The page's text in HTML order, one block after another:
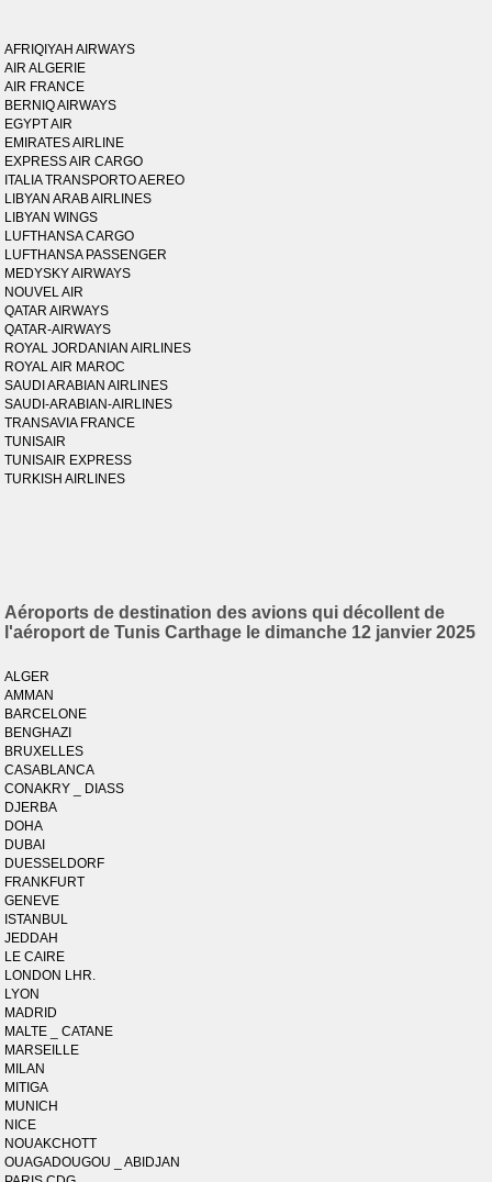
AFRIQIYAH AIRWAYS
AIR ALGERIE
AIR FRANCE
BERNIQ AIRWAYS
EGYPT AIR
EMIRATES AIRLINE
EXPRESS AIR CARGO
ITALIA TRANSPORTO AEREO
LIBYAN ARAB AIRLINES
LIBYAN WINGS
LUFTHANSA CARGO
LUFTHANSA PASSENGER
MEDYSKY AIRWAYS
NOUVEL AIR
QATAR AIRWAYS
QATAR-AIRWAYS
ROYAL JORDANIAN AIRLINES
ROYAL AIR MAROC
SAUDI ARABIAN AIRLINES
SAUDI-ARABIAN-AIRLINES
TRANSAVIA FRANCE
TUNISAIR
TUNISAIR EXPRESS
TURKISH AIRLINES
Aéroports de destination des avions qui décollent de
l'aéroport de Tunis Carthage le dimanche 12 janvier 2025
ALGER
AMMAN
BARCELONE
BENGHAZI
BRUXELLES
CASABLANCA
CONAKRY _ DIASS
DJERBA
DOHA
DUBAI
DUESSELDORF
FRANKFURT
GENEVE
ISTANBUL
JEDDAH
LE CAIRE
LONDON LHR.
LYON
MADRID
MALTE _ CATANE
MARSEILLE
MILAN
MITIGA
MUNICH
NICE
NOUAKCHOTT
OUAGADOUGOU _ ABIDJAN